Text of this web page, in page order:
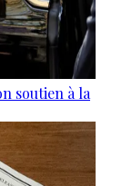
soutien à la